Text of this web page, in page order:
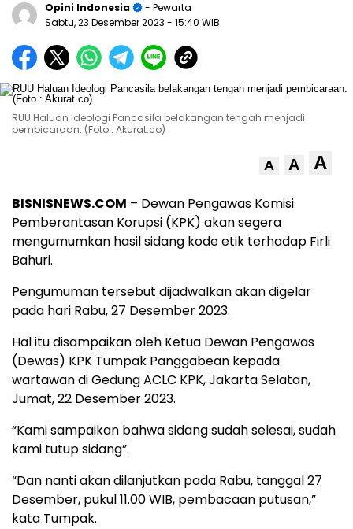
Opini Indonesia
- Pewarta
Sabtu, 23 Desember 2023 - 15:40 WIB
RUU Haluan Ideologi Pancasila belakangan tengah menjadi
pembicaraan. (Foto : Akurat.co)
A A A
BISNISNEWS.COM – Dewan Pengawas Komisi
Pemberantasan Korupsi (KPK) akan segera
mengumumkan hasil sidang kode etik terhadap Firli
Bahuri.
Pengumuman tersebut dijadwalkan akan digelar
pada hari Rabu, 27 Desember 2023.
Hal itu disampaikan oleh Ketua Dewan Pengawas
(Dewas) KPK Tumpak Panggabean kepada
wartawan di Gedung ACLC KPK, Jakarta Selatan,
Jumat, 22 Desember 2023.
“Kami sampaikan bahwa sidang sudah selesai, sudah
kami tutup sidang”.
“Dan nanti akan dilanjutkan pada Rabu, tanggal 27
Desember, pukul 11.00 WIB, pembacaan putusan,”
kata Tumpak.